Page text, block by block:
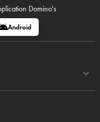
Domino's
Android